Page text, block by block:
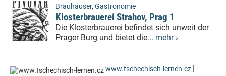
Brauhäuser, Gastronomie
Klosterbrauerei Strahov, Prag 1
Die Klosterbrauerei befindet sich unweit der
Prager Burg und bietet die... mehr ›
www.tschechisch-lernen.cz |